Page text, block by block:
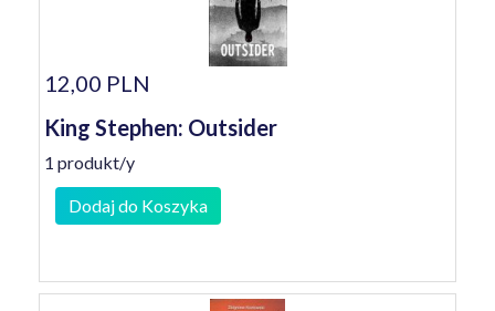
12,00 PLN
King Stephen: Outsider
1 produkt/y
Dodaj do Koszyka